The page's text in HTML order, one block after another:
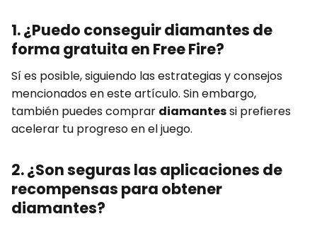
1. ¿Puedo conseguir diamantes de
forma gratuita en Free Fire?
Sí es posible, siguiendo las estrategias y consejos
mencionados en este artículo. Sin embargo,
también puedes comprar diamantessi prefieres
acelerar tu progreso en el juego.
2. ¿Son seguras las aplicaciones de
recompensas para obtener
diamantes?